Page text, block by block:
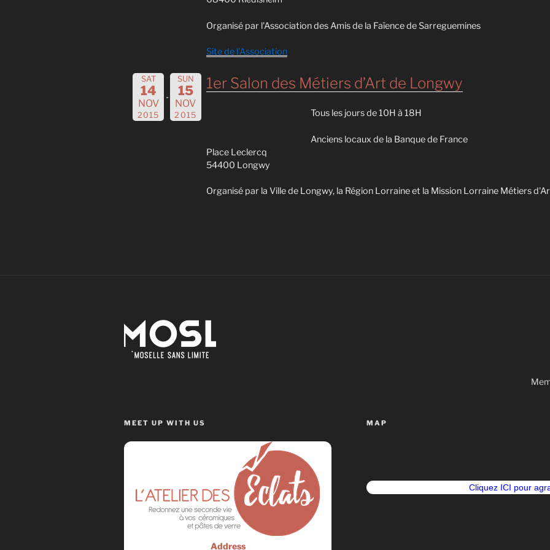
Organisé par l'Association des Amis de la Faïence de Sarreguemines
Site de l'Association
SAT
14
NOV
2015
SUN
15
NOV
2015
1er Salon des Métiers d’Art de Longwy
Tous les jours de 10H à 18H
Anciens locaux de la Banque de France
Place Leclercq
54400 Longwy
Organisé par la Ville de Longwy, la Région Lorraine et la Mission Lorraine Métiers
MEET UP WITH US
Address
MAP
Cliquez ICI pour